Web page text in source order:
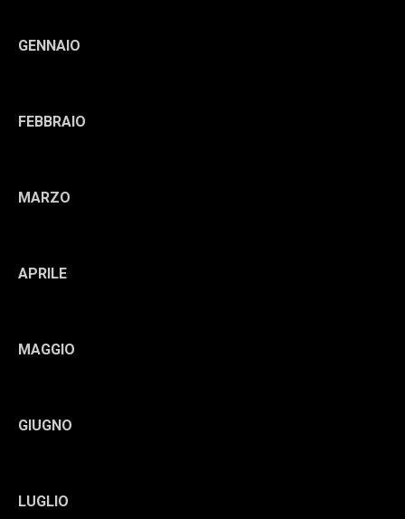
GENNAIO
FEBBRAIO
MARZO
APRILE
MAGGIO
GIUGNO
LUGLIO